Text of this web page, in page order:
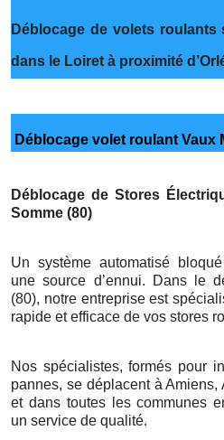
Déblocage de volets roulants
dans le Loiret à proximité
Déblocage volet roulant Vaux
Déblocage de Stores
Somme (80)
Un système automatisé
une source d’ennui. Dans le
(80), notre entreprise est
rapide et efficace de vos stores
Nos spécialistes, formés pour
pannes, se déplacent à
et dans toutes les communes
un service de qualité.